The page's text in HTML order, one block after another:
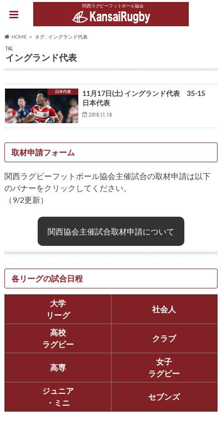
関西ラグビーフットボール協会
HOME タグ : イングランド代表
TAG
イングランド代表
日本代表
11月17日(土) イングランド代表 35-15
日本代表
2018.11.18
取材申請フォーム
関西ラグビーフットボール協会主催試合の取材申請は以下
のバナーをクリックしてください。
（9/2更新）
関西協会主催試合取材申請について
各リーグの試合日程
大学
リーグ
社会人
高校
ラグビー
クラブ
高専
女子
ラグビー
ジュニア
・ミニ
セブンズ